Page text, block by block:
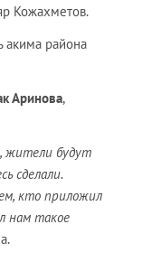
Кожахметов.
акима района
Аринова,
жители будут
сделали.
кто приложил
нам такое